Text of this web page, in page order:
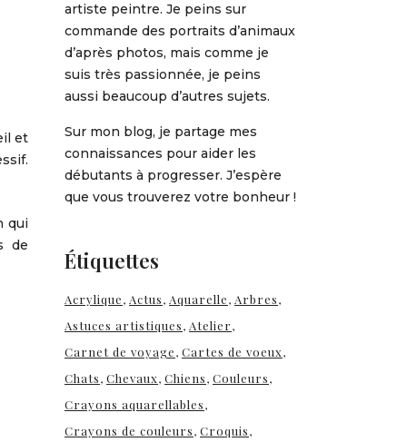
et
qui
de
artiste peintre. Je peins sur
commande des portraits d’animaux
d’après photos, mais comme je
suis très passionnée, je peins
aussi beaucoup d’autres sujets.
Sur mon blog, je partage mes
connaissances pour aider les
débutants à progresser. J’espère
que vous trouverez votre bonheur !
Étiquettes
Acrylique Actus Aquarelle Arbres
Astuces artistiques Atelier
Carnet de voyage Cartes de voeux
Chats Chevaux Chiens Couleurs
Crayons aquarellables
Crayons de couleurs Croquis